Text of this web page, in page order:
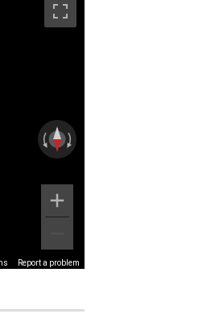
Report a problem